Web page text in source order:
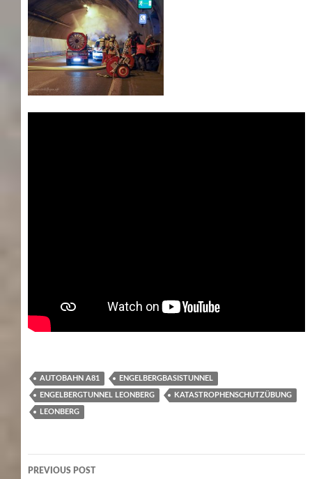
AUTOBAHN A81 ENGELBERGBASISTUNNEL
ENGELBERGTUNNEL LEONBERG KATASTROPHENSCHUTZÜBUNG
LEONBERG
Post
PREVIOUS POST